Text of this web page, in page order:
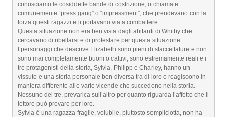
conosciamo le cosiddette bande di costrizione, o chiamate
comunemente “press gang” o “impressment”, che prendevano con la
forza questi ragazzi e li portavano via a combattere.
Questa situazione non era ben vista dagli abitanti di Whitby che
cercavano di ribellarsi e di protestare per questa situazione.
I personaggi che descrive Elizabeth sono pieni di sfaccettature e non
sono mai completamente buoni o cattivi, sono estremamente reali e i
tre protagonisti della storia, Sylvia, Philipp e Charley, hanno un
vissuto e una storia personale ben diversa tra di loro e reagiscono in
maniera differente alle varie vicende che succedono nella storia.
Nessuno dei tre, prevarica sull’altro per quanto riguarda l’affetto che il
lettore può provare per loro.
Sylvia è una ragazza fragile, volubile, piuttosto sempliciotta, non ha